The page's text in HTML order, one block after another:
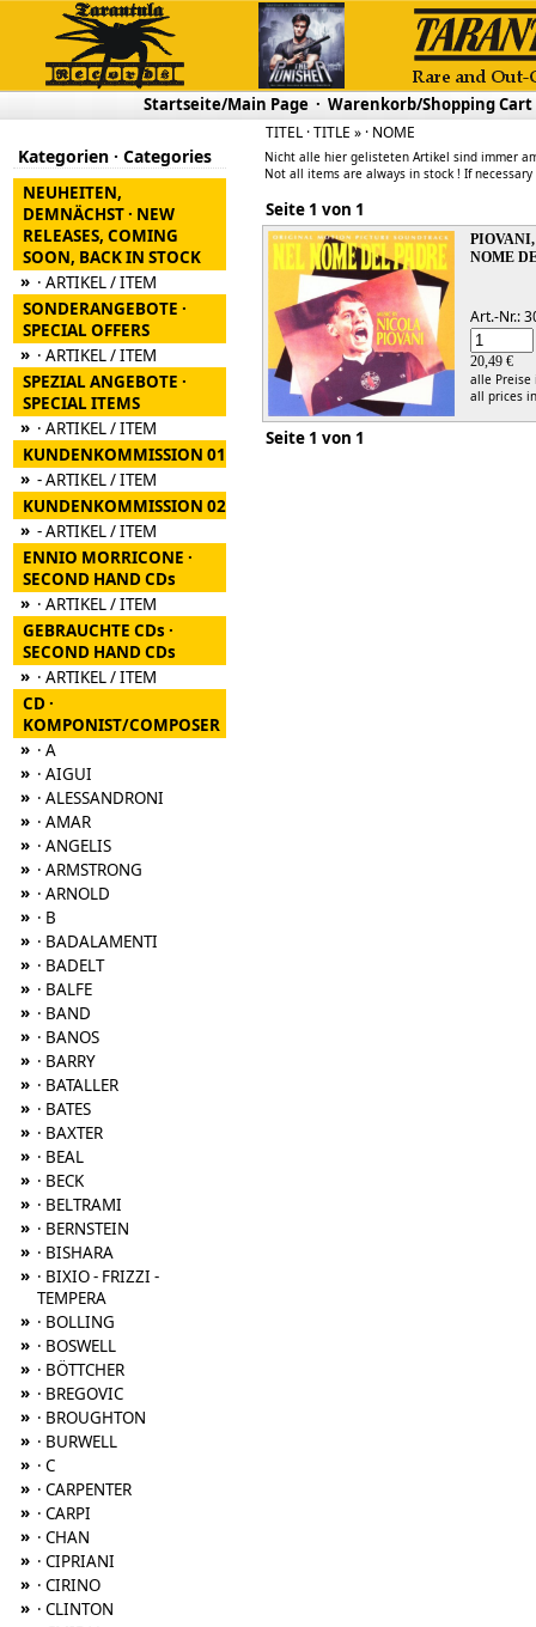
Startseite/Main Page · Warenkorb/Shopping Cart
Kategorien · Categories
NEUHEITEN,
DEMNÄCHST · NEW
RELEASES, COMING
SOON, BACK IN STOCK
» · ARTIKEL / ITEM
SONDERANGEBOTE ·
SPECIAL OFFERS
» · ARTIKEL / ITEM
SPEZIAL ANGEBOTE ·
SPECIAL ITEMS
» · ARTIKEL / ITEM
KUNDENKOMMISSION 01
» - ARTIKEL / ITEM
KUNDENKOMMISSION 02
» - ARTIKEL / ITEM
ENNIO MORRICONE ·
SECOND HAND CDs
» · ARTIKEL / ITEM
GEBRAUCHTE CDs ·
SECOND HAND CDs
» · ARTIKEL / ITEM
CD ·
KOMPONIST/COMPOSER
» · A
» · AIGUI
» · ALESSANDRONI
» · AMAR
» · ANGELIS
» · ARMSTRONG
» · ARNOLD
» · B
» · BADALAMENTI
» · BADELT
» · BALFE
» · BAND
» · BANOS
» · BARRY
» · BATALLER
» · BATES
» · BAXTER
» · BEAL
» · BECK
» · BELTRAMI
» · BERNSTEIN
» · BISHARA
» · BIXIO - FRIZZI -
TEMPERA
» · BOLLING
» · BOSWELL
» · BÖTTCHER
» · BREGOVIC
» · BROUGHTON
» · BURWELL
» · C
» · CARPENTER
» · CARPI
» · CHAN
» · CIPRIANI
» · CIRINO
» · CLINTON
TITEL · TITLE » · NOME
Nicht alle hier gelisteten Artikel sind immer
Not all items are always in stock ! If
Seite 1 von 1
NOME
Art.-Nr.:
20,49 €
alle
all prices
Seite 1 von 1